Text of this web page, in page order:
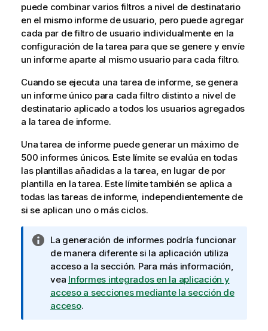
puede combinar varios filtros a nivel de destinatario
en el mismo informe de usuario, pero puede agregar
cada par de filtro de usuario individualmente en la
configuración de la tarea para que se genere y envíe
un informe aparte al mismo usuario para cada filtro.
Cuando se ejecuta una tarea de informe, se genera
un informe único para cada filtro distinto a nivel de
destinatario aplicado a todos los usuarios agregados
a la tarea de informe.
Unatarea de informe puede generar un máximo de
500 informes únicos. Este límite se evalúa en todas
las plantillas añadidas a la tarea, en lugar de por
plantilla en la tarea. Este límite también se aplica a
todas las tareas de informe, independientemente de
si se aplican uno o más ciclos.
N
o
t
a
i
n
La generación de informes podría funcionar
de manera diferente si la aplicación utiliza
acceso a la sección. Para más información,
vea Informes integrados en la aplicación y
acceso a secciones mediante la sección de
acceso.